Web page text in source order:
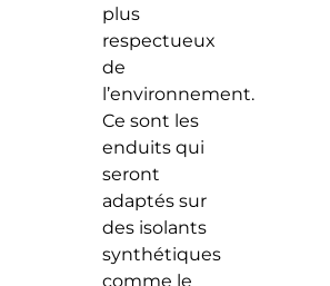
plus
respectueux
de
l’environnement.
Ce sont les
enduits qui
seront
adaptés sur
des isolants
synthétiques
comme le